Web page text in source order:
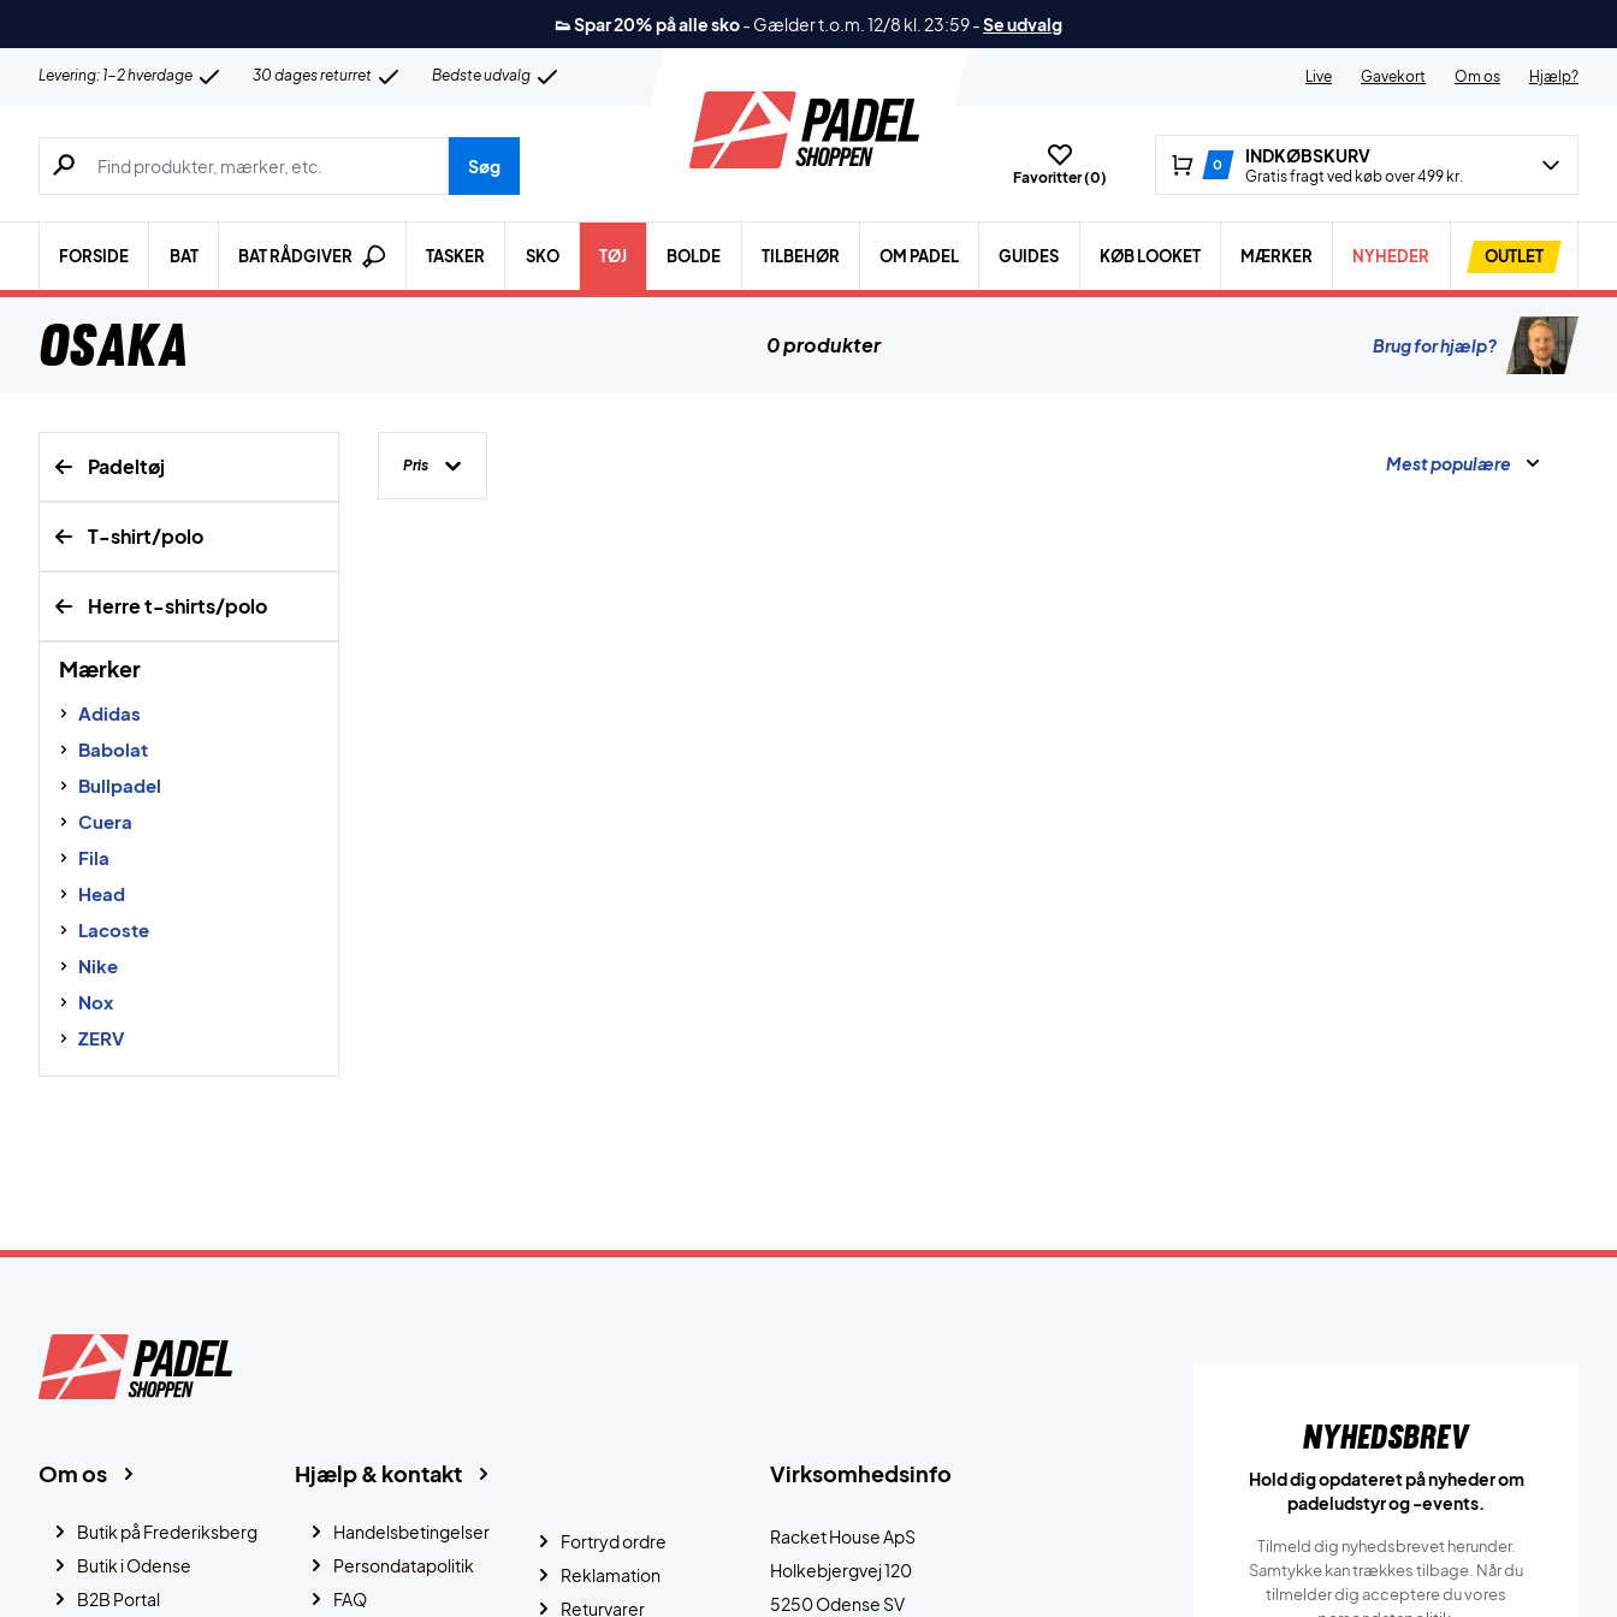
👟 Spar 20% på alle sko- Gælder t.o.m. 12/8 kl. 23:59-Se udvalg
Levering: 1-2 hverdage 30 dages returret Bedste udvalg Live Gavekort Om os Hjælp?
Søg efter produkter, mærker etc.
Søg
Favoritter (0)
0 INDKØBSKURV
Gratis fragt ved køb over 499 kr.
FORSIDE BAT BAT RÅDGIVER TASKER SKO TØJ BOLDE TILBEHØR OM PADEL GUIDES KØB LOOKET MÆRKER NYHEDER OUTLET
Osaka 0 produkter Brug for hjælp?
Padeltøj
T-shirt/polo
Herre t-shirts/polo
Mærker
Adidas
Babolat
Bullpadel
Cuera
Fila
Head
Lacoste
Nike
Nox
ZERV
Pris Mest populære
Virksomhedsinfo
Racket House ApS
Holkebjergvej 120
5250 Odense SV
Hjælp & kontakt
Handelsbetingelser
Persondatapolitik
FAQ
Fortryd ordre
Reklamation
Returvarer
Om os
Butik på Frederiksberg
Butik i Odense
B2B Portal
Nyhedsbrev
Hold dig opdateret på nyheder om
padeludstyr og -events.
Tilmeld dig nyhedsbrevet herunder.
Samtykke kan trækkes tilbage. Når du
tilmelder dig acceptere du vores